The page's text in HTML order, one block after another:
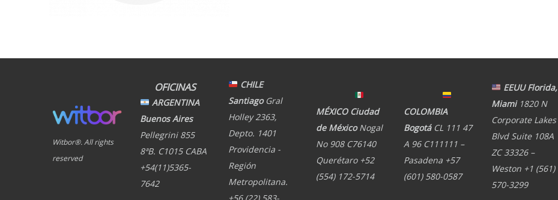
Witbor®. All rights
reserved
OFICINAS
ARGENTINA
Buenos Aires
Pellegrini 855
8ªB. C1015 CABA
+54(11)5365-
7642
CHILE
Santiago Gral
Holley 2363,
Depto. 1401
Providencia -
Región
Metropolitana.
MÉXICO Ciudad
de MéxicoNogal
No 908 C76140
Querétaro +52
(554) 172-5714
COLOMBIA
BogotáCL 111 47
A 96 C111111 –
Pasadena +57
(601) 580-0587
EEUU Florida,
Miami1820 N
Corporate Lakes
Blvd Suite 108A
ZC 33326 –
Weston +1 (561)
570-3299